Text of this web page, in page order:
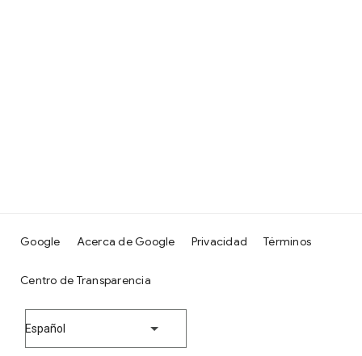
Google Acerca de Google Privacidad Términos
Centro de Transparencia
Español